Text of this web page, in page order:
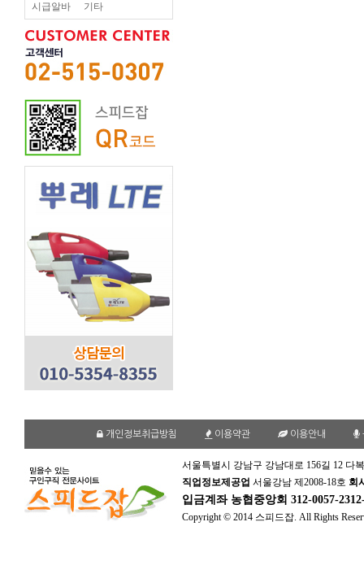
시급알바 기타
개인정보취급방침 이용약관 이용안내
서울특별시 강남구 강남대로 156길 12 다
직업정보제공업 서울강남 제2008-18호 회
입금계좌 농협중앙회 312-0057-
Copyright © 2014 스피드잡. All Rights